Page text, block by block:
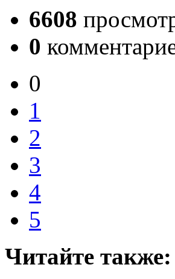
6608
0
0
1
2
3
4
5
Читайте также: